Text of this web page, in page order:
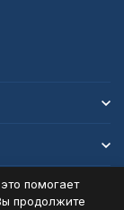
помогает
продолжите